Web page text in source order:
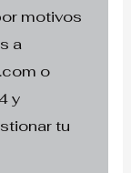
motivos
a
o
y
tu